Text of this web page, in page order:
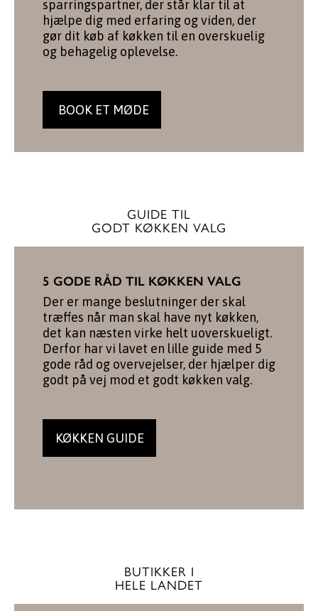
sparringspartner, der står klar til at
hjælpe dig med erfaring og viden, der
gør dit køb af køkken til en overskuelig
og behagelig oplevelse.
BOOK ET MØDE
GUIDE TIL
GODT KØKKEN VALG
5 GODE RÅD TIL KØKKEN VALG
Der er mange beslutninger der skal
træffes når man skal have nyt køkken,
det kan næsten virke helt uoverskueligt.
Derfor har vi lavet en lille guide med 5
gode råd og overvejelser, der hjælper dig
godt på vej mod et godt køkken valg.
KØKKEN GUIDE
BUTIKKER I
HELE LANDET